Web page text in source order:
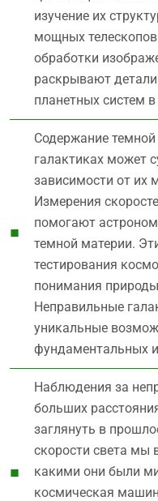
изучение их
мощных
обработки
раскрывают
планетных систем
Содержание
галактиках может
зависимости от их
Измерения
помогают
темной материи.
тестирования
понимания
Неправильные
уникальные
фундаментальных
Наблюдения за
больших
заглянуть в
скорости света мы
какими они были
космическая